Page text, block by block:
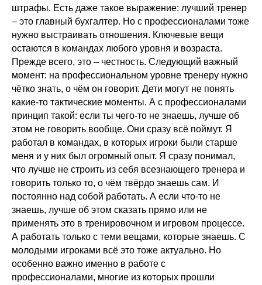
штрафы. Есть даже такое выражение: лучший тренер
– это главный бухгалтер. Но с профессионалами тоже
нужно выстраивать отношения. Ключевые вещи
остаются в командах любого уровня и возраста.
Прежде всего, это – честность. Следующий важный
момент: на профессиональном уровне тренеру нужно
чётко знать, о чём он говорит. Дети могут не понять
какие-то тактические моменты. А с профессионалами
принцип такой: если ты чего-то не знаешь, лучше об
этом не говорить вообще. Они сразу всё поймут. Я
работал в командах, в которых игроки были старше
меня и у них был огромный опыт. Я сразу понимал,
что лучше не строить из себя всезнающего тренера и
говорить только то, о чём твёрдо знаешь сам. И
постоянно над собой работать. А если что-то не
знаешь, лучше об этом сказать прямо или не
применять это в тренировочном и игровом процессе.
А работать только с теми вещами, которые знаешь. С
молодыми игроками всё это тоже актуально. Но
особенно важно именно в работе с
профессионалами, многие из которых прошли